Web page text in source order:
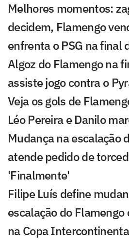
Melhores momentos:
decidem, Flamengo
enfrenta o PSG na final
Algoz do Flamengo na
assiste jogo contra o
Veja os gols de
Léo Pereira e Danilo
Mudança na escalação
atende pedido de
'Finalmente'
Filipe Luís define
escalação do
na Copa